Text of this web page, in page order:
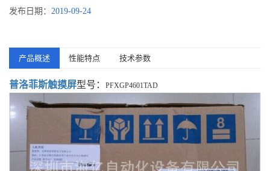
发布日期： 2019-09-24
产品概述 性能特点 技术参数
普洛菲斯触摸屏型号： PFXGP4601TAD